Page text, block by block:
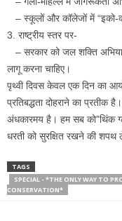
– स्कूलों और कॉलेजों में “इको-
3. राष्ट्रीय स्तर पर-
– सरकार को जल शक्ति
लागू करना चाहिए।
पृथ्वी दिवस केवल एक दिन का
प्रतिबद्धता दोहराने का प्रतीक
अंधकारमय है। हम सब को”थिंक
धरती को सुरक्षित रखने की
TAGS
SPECIAL - *THE ONLY WAY TO
CONSERVATION*